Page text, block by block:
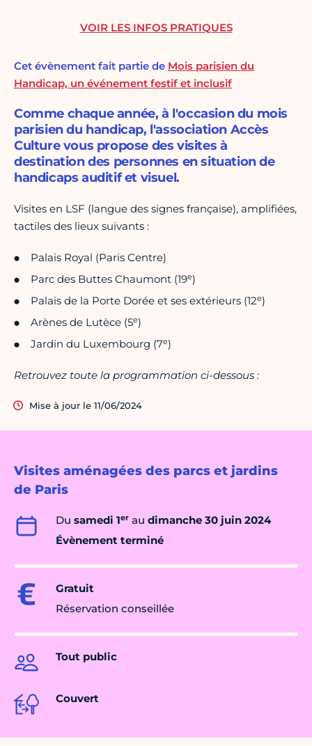
Visites aménagées des parcs et jardins
de Paris
Du samedi 1er au dimanche 30 juin 2024
Évènement terminé
Gratuit
Réservation conseillée
Tout public
Couvert
Cet évènement fait partie de Mois parisien du
Handicap, un événement festif et inclusif
Comme chaque année, à l'occasion du mois
parisien du handicap, l'association Accès
Culture vous propose des visites à
destination des personnes en situation de
handicaps auditif et visuel.
Visites en LSF (langue des signes française), amplifiées,
tactiles des lieux suivants :
Palais Royal (Paris Centre)
Parc des Buttes Chaumont (19e)
Palais de la Porte Dorée et ses extérieurs (12e)
Arènes de Lutèce (5e)
Jardin du Luxembourg (7e)
Retrouvez toute la programmation ci-dessous :
Mise à jour le 11/06/2024
VOIR LES INFOS PRATIQUES